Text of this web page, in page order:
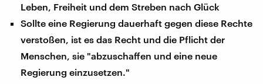
Leben, Freiheit und dem Streben nach Glück
Sollte eine Regierung dauerhaft gegen diese Rechte
verstoßen, ist es das Recht und die Pflicht der
Menschen, sie "abzuschaffen und eine neue
Regierung einzusetzen."